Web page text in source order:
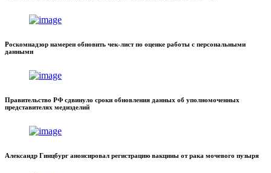
Роскомнадзор намерен обновить чек-лист по оценке работы с персональными
данными
Правительство РФ сдвинуло сроки обновления данных об уполномоченных
представителях медизделий
Александр Гинцбург анонсировал регистрацию вакцины от рака мочевого пузыря